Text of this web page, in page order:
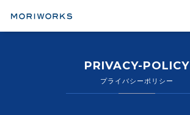
MORIWORKS
PRIVACY-POLICY
プライバシーポリシー